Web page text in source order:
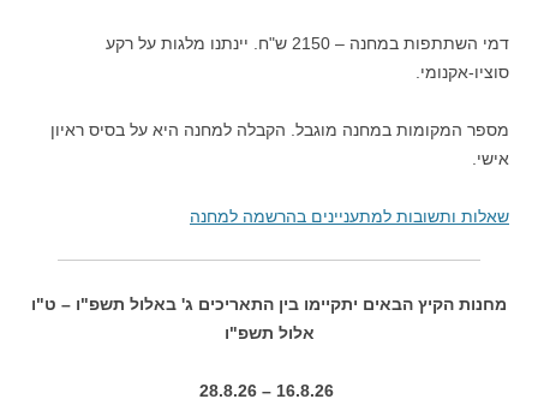
דמי השתתפות במחנה – 2150 ש"ח. יינתנו מלגות על רקע
סוציו-אקנומי.
מספר המקומות במחנה מוגבל. הקבלה למחנה היא על בסיס ראיון
אישי.
שאלות ותשובות למתעניינים בהרשמה למחנה
מחנות הקיץ הבאים יתקיימו בין התאריכים ג' באלול תשפ"ו – ט"ו
אלול תשפ"ו
16.8.26 – 28.8.26